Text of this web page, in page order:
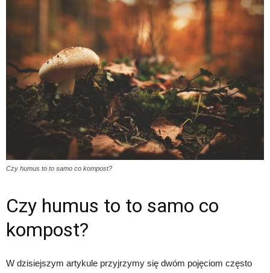
Czy humus to to samo co kompost?
Czy humus to to samo co
kompost?
W dzisiejszym artykule przyjrzymy się dwóm pojęciom często